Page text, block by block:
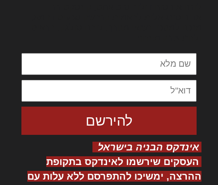
אינדקס הבניה בישראל
העסקים שירשמו לאינדקס בתקופת
ההרצה, ימשיכו להתפרסם ללא עלות עם